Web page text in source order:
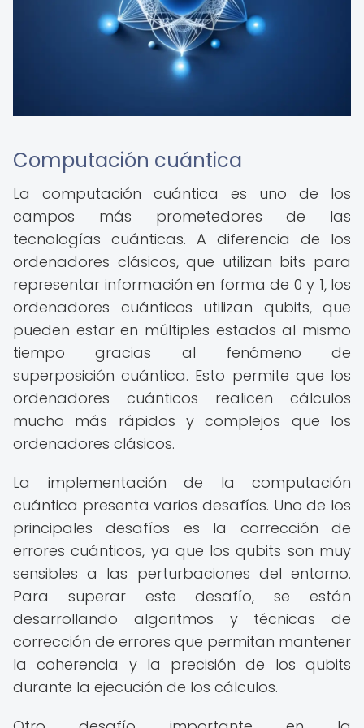
Computación cuántica
La computación cuántica es uno de los
campos más prometedores de las
tecnologías cuánticas. A diferencia de los
ordenadores clásicos, que utilizan bits para
representar información en forma de 0 y 1, los
ordenadores cuánticos utilizan qubits, que
pueden estar en múltiples estados al mismo
tiempo gracias al fenómeno de
superposición cuántica. Esto permite que los
ordenadores cuánticos realicen cálculos
mucho más rápidos y complejos que los
ordenadores clásicos.
La implementación de la computación
cuántica presenta varios desafíos. Uno de los
principales desafíos es la corrección de
errores cuánticos, ya que los qubits son muy
sensibles a las perturbaciones del entorno.
Para superar este desafío, se están
desarrollando algoritmos y técnicas de
corrección de errores que permitan mantener
la coherencia y la precisión de los qubits
durante la ejecución de los cálculos.